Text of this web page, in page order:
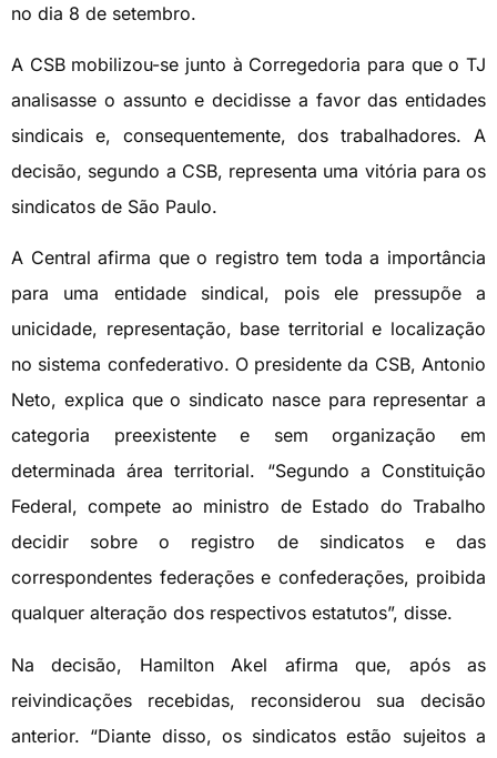
no dia 8 de setembro.
A CSB mobilizou-se junto à Corregedoria para que o TJ
analisasse o assunto e decidisse a favor das entidades
sindicais e, consequentemente, dos trabalhadores. A
decisão, segundo a CSB, representa uma vitória para os
sindicatos de São Paulo.
A Central afirma que o registro tem toda a importância
para uma entidade sindical, pois ele pressupõe a
unicidade, representação, base territorial e localização
no sistema confederativo. O presidente da CSB, Antonio
Neto, explica que o sindicato nasce para representar a
categoria preexistente e sem organização em
determinada área territorial. “Segundo a Constituição
Federal, compete ao ministro de Estado do Trabalho
decidir sobre o registro de sindicatos e das
correspondentes federações e confederações, proibida
qualquer alteração dos respectivos estatutos”, disse.
Na decisão, Hamilton Akel afirma que, após as
reivindicações recebidas, reconsiderou sua decisão
anterior. “Diante disso, os sindicatos estão sujeitos a